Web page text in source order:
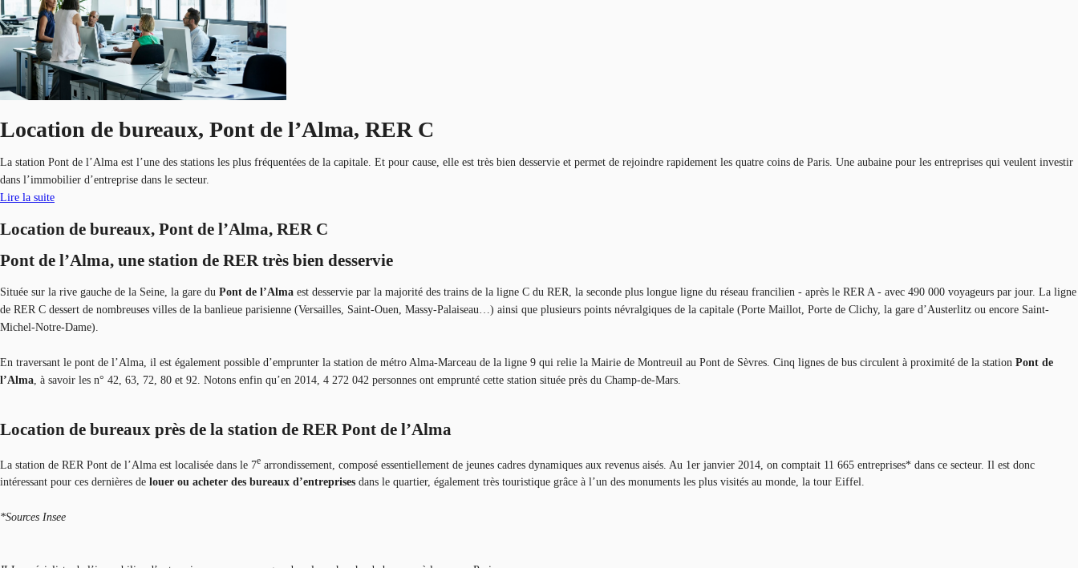
Location de bureaux, Pont de l’Alma, RER C
La station Pont de l’Alma est l’une des stations les plus fréquentées de la capitale. Et pour cause, elle est très bien desservie et permet de rejoindre rapidement les quatre coins de Paris. Une aubaine pour les entreprises qui veulent investir
dans l’immobilier d’entreprise dans le secteur.
Lire la suite
Location de bureaux, Pont de l’Alma, RER C
Pont de l’Alma, une station de RER très bien desservie
Située sur la rive gauche de la Seine, la gare du Pont de l’Alma est desservie par la majorité des trains de la ligne C du RER, la seconde plus longue ligne du réseau francilien - après le RER A - avec 490 000 voyageurs par jour. La ligne
de RER C dessert de nombreuses villes de la banlieue parisienne (Versailles, Saint-Ouen, Massy-Palaiseau…) ainsi que plusieurs points névralgiques de la capitale (Porte Maillot, Porte de Clichy, la gare d’Austerlitz ou encore Saint-
Michel-Notre-Dame).
En traversant le pont de l’Alma, il est également possible d’emprunter la station de métro Alma-Marceau de la ligne 9 qui relie la Mairie de Montreuil au Pont de Sèvres. Cinq lignes de bus circulent à proximité de la station Pont de
l’Alma , à savoir les n° 42, 63, 72, 80 et 92. Notons enfin qu’en 2014, 4 272 042 personnes ont emprunté cette station située près du Champ-de-Mars.
Location de bureaux près de la station de RER Pont de l’Alma
La station de RER Pont de l’Alma est localisée dans le 7e arrondissement, composé essentiellement de jeunes cadres dynamiques aux revenus aisés. Au 1er janvier 2014, on comptait 11 665 entreprises* dans ce secteur. Il est donc
intéressant pour ces dernières de louer ou acheter des bureaux d’entreprises dans le quartier, également très touristique grâce à l’un des monuments les plus visités au monde, la tour Eiffel.
*Sources Insee